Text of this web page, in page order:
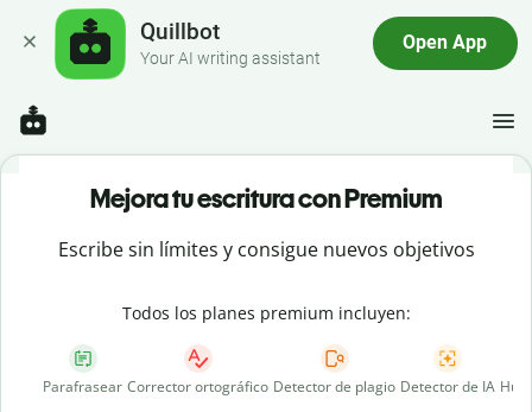
Quillbot
Your AI writing assistant
Open App
Mejora tu escritura con Premium
Escribe sin límites y consigue nuevos objetivos
Todos los planes premium incluyen:
Parafrasear Corrector ortográfico Detector de plagio Detector de IA